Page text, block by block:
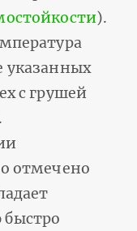
).
указанных
с грушей
отмечено